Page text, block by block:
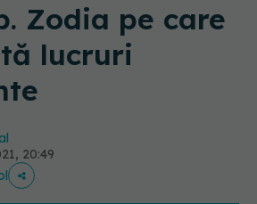
Zodia pe care
lucruri
20:49